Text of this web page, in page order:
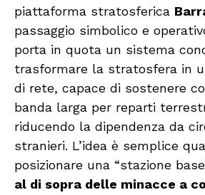
piattaforma stratosferica
passaggio simbolico e
porta in quota un sistema
trasformare la stratosfera in
di rete, capace di sostenere
banda larga per reparti
riducendo la dipendenza da
stranieri. L’idea è semplice
posizionare una “stazione
al di sopra delle minacce a